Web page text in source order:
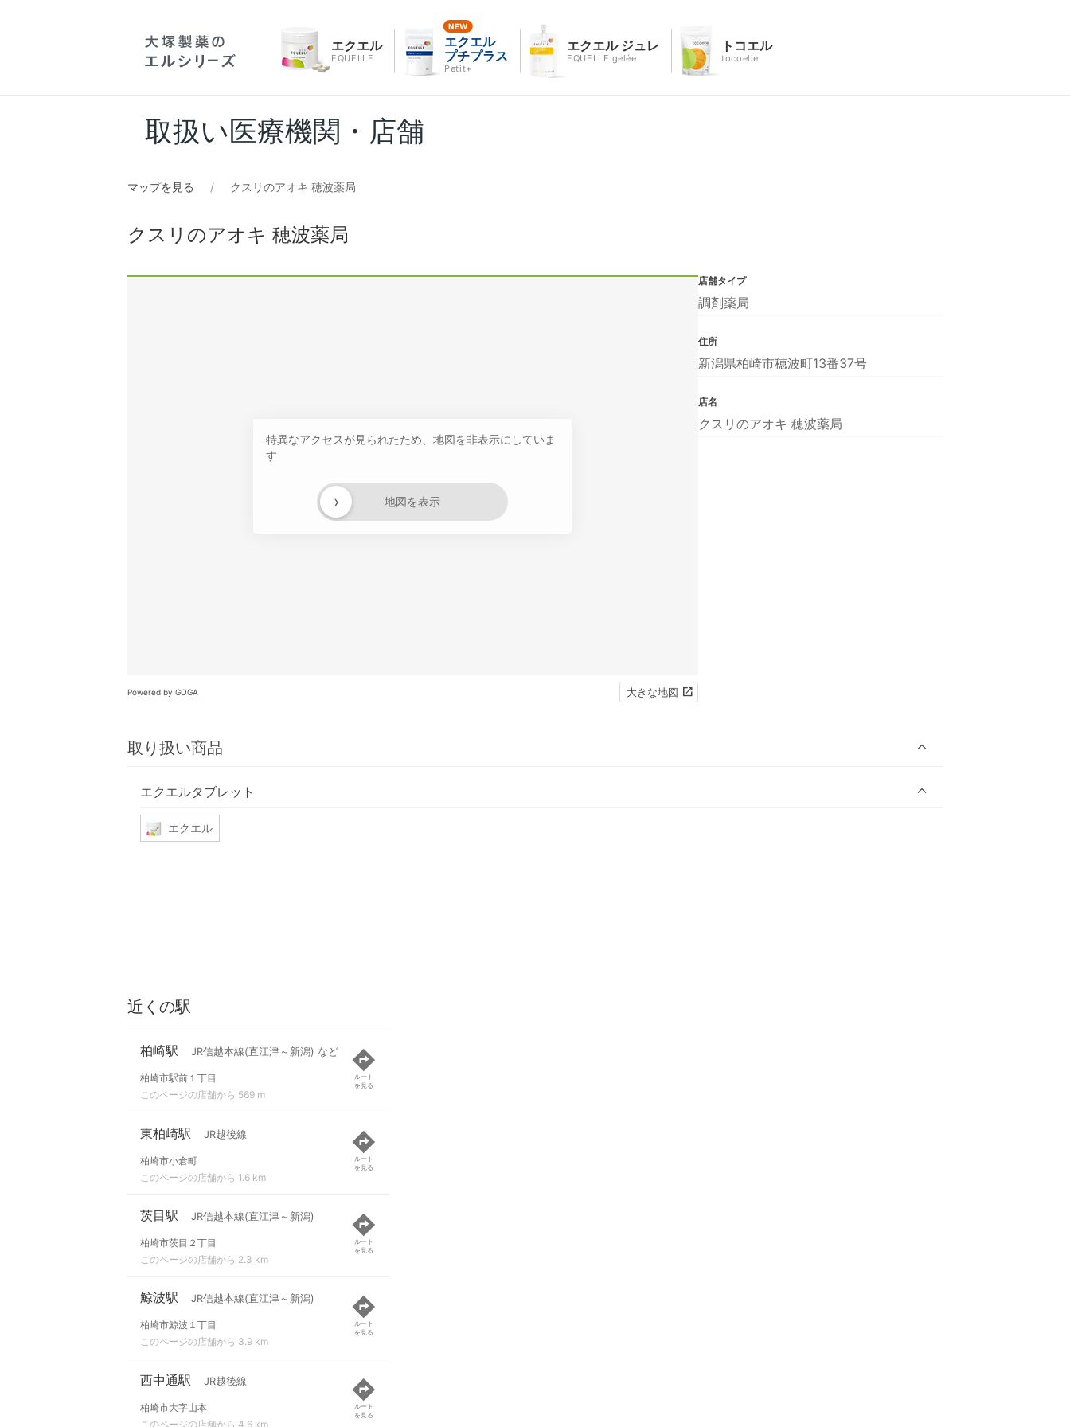
エクエル
EQUELLE
エクエル
プチプラス
Petit+
エクエル ジュレ
EQUELLE gelée
トコエル
tocoelle
取扱い医療機関・店舗
マップを見る クスリのアオキ 穂波薬局
クスリのアオキ 穂波薬局
特異なアクセスが見られたため、地図を非表示にしていま
す
地図を表示
›
Powered by GOGA 大きな地図
取り扱い商品
エクエルタブレット
エクエル
店舗タイプ
調剤薬局
住所
新潟県柏崎市穂波町13番37号
店名
クスリのアオキ 穂波薬局
近くの駅
柏崎駅 JR信越本線(直江津～新潟) など
柏崎市駅前１丁目
このページの店舗から 569 m
ルート
を見る
東柏崎駅 JR越後線
柏崎市小倉町
このページの店舗から 1.6 km
ルート
を見る
茨目駅 JR信越本線(直江津～新潟)
柏崎市茨目２丁目
このページの店舗から 2.3 km
ルート
を見る
鯨波駅 JR信越本線(直江津～新潟)
柏崎市鯨波１丁目
このページの店舗から 3.9 km
ルート
を見る
西中通駅 JR越後線
柏崎市大字山本
このページの店舗から 4.6 km
ルート
を見る